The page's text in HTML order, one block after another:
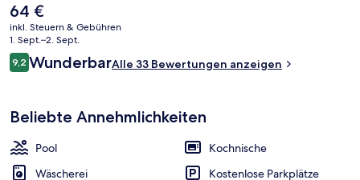
Der
aktuelle
Preis
beträgt
64 €.
64 €
inkl. Steuern & Gebühren
1. Sept.–2. Sept.
Bewertungen
9,29,2 von 10.
WunderbarAlle 33 Bewertungen anzeigen
Beliebte Annehmlichkeiten
Pool
Kochnische
Wäscherei
Kostenlose Parkplätze